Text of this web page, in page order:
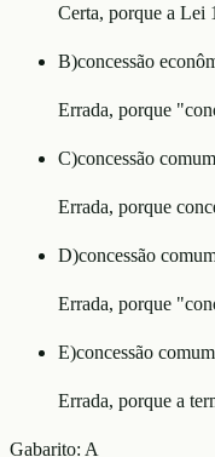
Certa, porque a Lei
B)concessão
Errada, porque
C)concessão
Errada, porque
D)concessão
Errada, porque
E)concessão
Errada, porque a
Gabarito: A